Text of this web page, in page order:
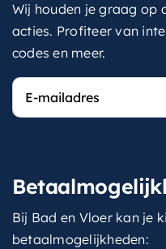
Wij houden je graag op
acties. Profiteer van
codes en meer.
E-
mailadres
Bij Bad en Vloer kan je
betaalmogelijkheden: